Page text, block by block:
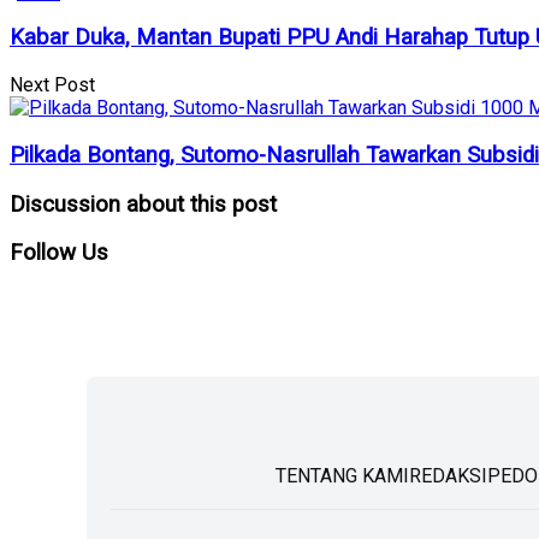
Kabar Duka, Mantan Bupati PPU Andi Harahap Tutup
Next Post
Pilkada Bontang, Sutomo-Nasrullah Tawarkan
Discussion about this post
FollowUs
TENTANG KAMIREDAKSI